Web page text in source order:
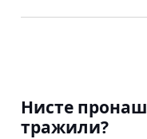
Нисте
тражили?